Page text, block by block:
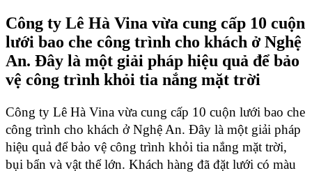
Công ty Lê Hà Vina vừa cung cấp 10 cuộn
lưới bao che công trình cho khách ở Nghệ
An. Đây là một giải pháp hiệu quả để bảo
vệ công trình khỏi tia nắng mặt trời
Công ty Lê Hà Vina vừa cung cấp 10 cuộn lưới bao che
công trình cho khách ở Nghệ An. Đây là một giải pháp
hiệu quả để bảo vệ công trình khỏi tia nắng mặt trời,
bụi bẩn và vật thể lớn. Khách hàng đã đặt lưới có màu